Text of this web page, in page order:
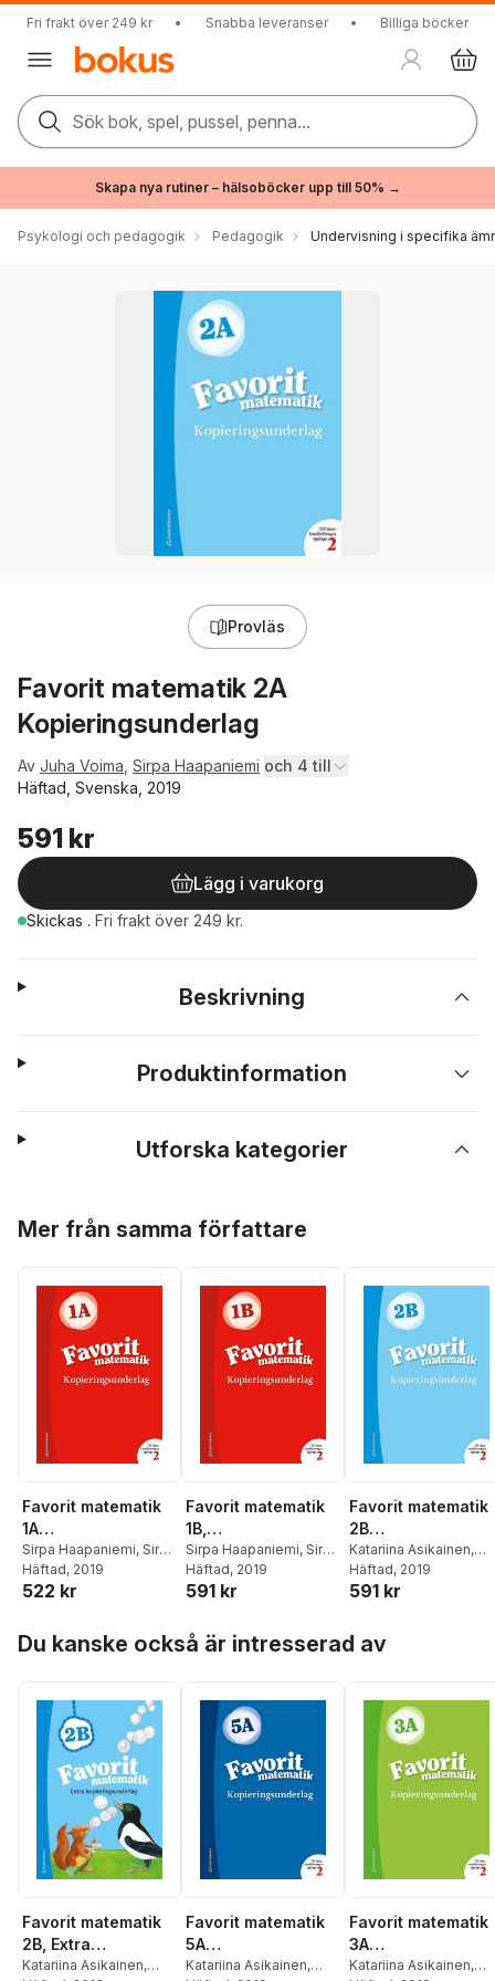
Fri frakt över 249 kr • Snabba leveranser • Billiga böcker
Sök bok, spel, pussel, penna...
Skapa nya rutiner – hälsoböcker upp till 50% →
Psykologi och pedagogik Pedagogik Undervisning i specifika
Provläs
Favorit matematik 2A
Kopieringsunderlag
Av Juha Voima Sirpa Haapaniemi och 4 till
Häftad, Svenska, 2019
591 kr
Lägg i varukorg
Skickas . Fri frakt över 249 kr.
Beskrivning
Produktinformation
Utforska kategorier
Mer från samma författare
Favorit matematik
1A
Kopieringsunderlag
Sirpa Haapaniemi, Sirpa
Mörsky ,Arto Tikkanen
Päivi Vehmas
Häftad, 2019
522 kr
Favorit matematik
1B,
Kopieringsunderlag
Sirpa Haapaniemi, Sirpa
Mörsky ,Arto Tikkanen
Päivi Vehmas
Häftad, 2019
591 kr
Favorit matematik
2B
Katariina Asikainen,
Sirpa Haapaniemi
Mörsky,
Häftad, 2019
591 kr
Du kanske också är intresserad av
Favorit matematik
2B, Extra
kopieringsunderlag
Katariina Asikainen,
Favorit matematik
5A
Kopieringsunderlag
Katariina Asikainen,
Favorit matematik
3A
Katariina Asikainen,